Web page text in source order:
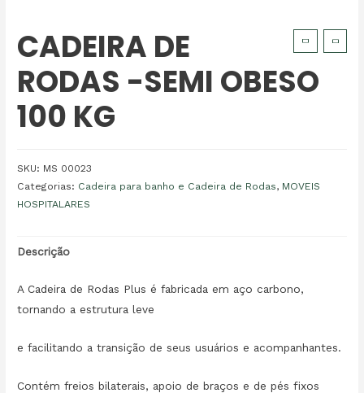
CADEIRA DE
RODAS -SEMI OBESO
100 KG
SKU: MS 00023
Categorias: Cadeira para banho e Cadeira de Rodas, MOVEIS
HOSPITALARES
Descrição
A Cadeira de Rodas Plus é fabricada em aço carbono,
tornando a estrutura leve
e facilitando a transição de seus usuários e acompanhantes.
Contém freios bilaterais, apoio de braços e de pés fixos